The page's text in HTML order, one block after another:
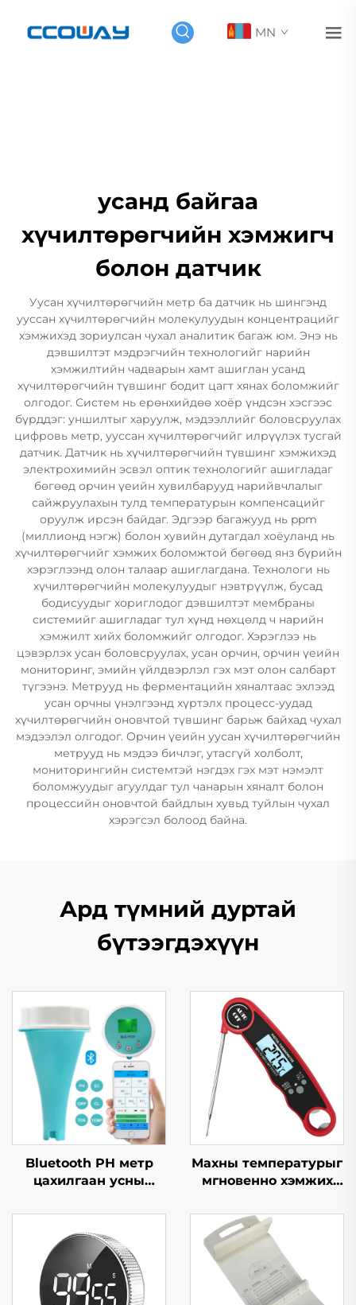
MN
усанд байгаа
хүчилтөрөгчийн хэмжигч
болон датчик
Уусан хүчилтөрөгчийн метр ба датчик нь шингэнд
ууссан хүчилтөрөгчийн молекулуудын концентрацийг
хэмжихэд зориулсан чухал аналитик багаж юм. Энэ нь
дэвшилтэт мэдрэгчийн технологийг нарийн
хэмжилтийн чадварын хамт ашиглан усанд
хүчилтөрөгчийн түвшинг бодит цагт хянах боломжийг
олгодог. Систем нь ерөнхийдөө хоёр үндсэн хэсгээс
бүрддэг: уншилтыг харуулж, мэдээллийг боловсруулах
цифровь метр, ууссан хүчилтөрөгчийг илрүүлэх тусгай
датчик. Датчик нь хүчилтөрөгчийн түвшинг хэмжихэд
электрохимийн эсвэл оптик технологийг ашигладаг
бөгөөд орчин үеийн хувилбарууд нарийвчлалыг
сайжруулахын тулд температурын компенсацийг
оруулж ирсэн байдаг. Эдгээр багажууд нь ppm
(миллионд нэгж) болон хувийн дутагдал хоёуланд нь
хүчилтөрөгчийг хэмжих боломжтой бөгөөд янз бүрийн
хэрэглээнд олон талаар ашиглагдана. Технологи нь
хүчилтөрөгчийн молекулуудыг нэвтрүүлж, бусад
бодисуудыг хориглодог дэвшилтэт мембраны
системийг ашигладаг тул хүнд нөхцөлд ч нарийн
хэмжилт хийх боломжийг олгодог. Хэрэглээ нь
цэвэрлэх усан боловсруулах, усан орчин, орчин үеийн
мониторинг, эмийн үйлдвэрлэл гэх мэт олон салбарт
түгээнэ. Метрууд нь ферментацийн хяналтаас эхлээд
усан орчны үнэлгээнд хүртэлх процесс-уудад
хүчилтөрөгчийн оновчтой түвшинг барьж байхад чухал
мэдээлэл олгодог. Орчин үеийн уусан хүчилтөрөгчийн
метрууд нь мэдээ бичлэг, утасгүй холболт,
мониторингийн системтэй нэгдэх гэх мэт нэмэлт
боломжуудыг агуулдаг тул чанарын хяналт болон
процессийн оновчтой байдлын хувьд туйлын чухал
хэрэгсэл болоод байна.
Ард түмний дуртай
бүтээгдэхүүн
Bluetooth PH метр
цахилгаан усны
зориулсан
Махны температурыг
мгновенно хэмжих